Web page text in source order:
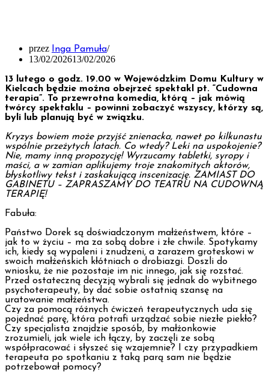
w mediach społecznościowych
Kontakt
przez Inga Pamuła
13/02/202613/02/2026
13 lutego o godz. 19.00 w Wojewódzkim Domu Kultury w
Kielcach będzie można obejrzeć spektakl pt. “Cudowna
terapia”. To przewrotna komedia, którą – jak mówią
twórcy spektaklu – powinni zobaczyć wszyscy, którzy są,
byli lub planują być w związku.
Kryzys bowiem może przyjść znienacka, nawet po kilkunastu
wspólnie przeżytych latach. Co wtedy? Leki na uspokojenie?
Nie, mamy inną propozycję! Wyrzucamy tabletki, syropy i
maści, a w zamian aplikujemy troje znakomitych aktorów,
błyskotliwy tekst i zaskakującą inscenizację. ZAMIAST DO
GABINETU – ZAPRASZAMY DO TEATRU NA CUDOWNĄ
TERAPIĘ!
Fabuła:
Państwo Dorek są doświadczonym małżeństwem, które –
jak to w życiu – ma za sobą dobre i złe chwile. Spotykamy
ich, kiedy są wypaleni i znudzeni, a zarazem groteskowi w
swoich małżeńskich kłótniach o drobiazgi. Doszli do
wniosku, że nie pozostaje im nic innego, jak się rozstać.
Przed ostateczną decyzją wybrali się jednak do wybitnego
psychoterapeuty, by dać sobie ostatnią szansę na
uratowanie małżeństwa.
Czy za pomocą różnych ćwiczeń terapeutycznych uda się
pojednać parę, która potrafi urządzać sobie niezłe piekło?
Czy specjalista znajdzie sposób, by małżonkowie
zrozumieli, jak wiele ich łączy, by zaczęli ze sobą
współpracować i słyszeć się wzajemnie? I czy przypadkiem
terapeuta po spotkaniu z taką parą sam nie będzie
potrzebował pomocy?